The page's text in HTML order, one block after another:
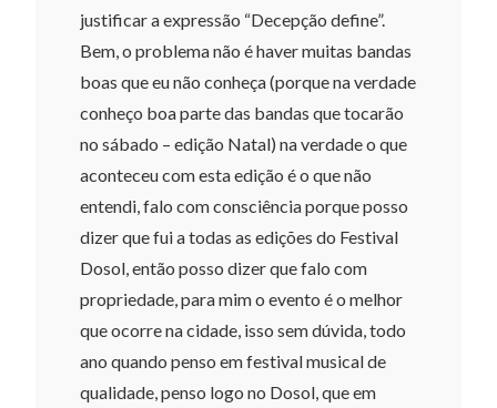
justificar a expressão “Decepção define”.
Bem, o problema não é haver muitas bandas
boas que eu não conheça (porque na verdade
conheço boa parte das bandas que tocarão
no sábado – edição Natal) na verdade o que
aconteceu com esta edição é o que não
entendi, falo com consciência porque posso
dizer que fui a todas as edições do Festival
Dosol, então posso dizer que falo com
propriedade, para mim o evento é o melhor
que ocorre na cidade, isso sem dúvida, todo
ano quando penso em festival musical de
qualidade, penso logo no Dosol, que em